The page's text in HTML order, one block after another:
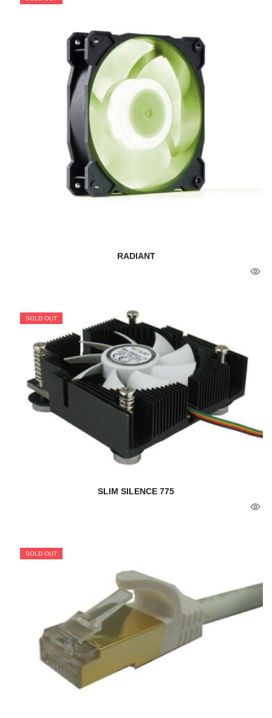
RADIANT
SOLD OUT
SLIM SILENCE 775
SOLD OUT